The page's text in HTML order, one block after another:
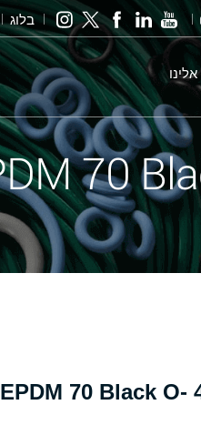
בלוג
אורינג שחור - 127.00×4.00 EPDM 70 Black O-